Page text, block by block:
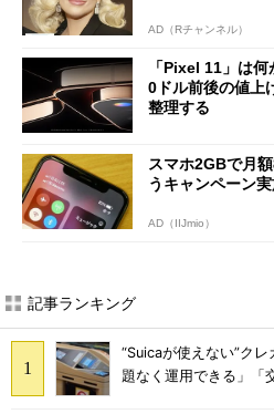
AD（Rチャンネル）
「Pixel 11」は
0ドル前後の値
整理する
スマホ2GBで月
うキャンペーン実
AD（IIJmio）
記事ランキング
“Suicaが使えない”ク
題なく運用できる」「